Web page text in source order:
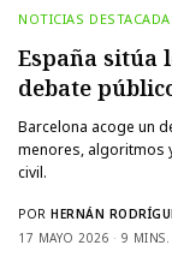
NOTICIAS
España sitúa
debate
Barcelona acoge un
menores, algoritmos
civil.
POR HERNÁN
17 MAYO 2026
9 MINS.